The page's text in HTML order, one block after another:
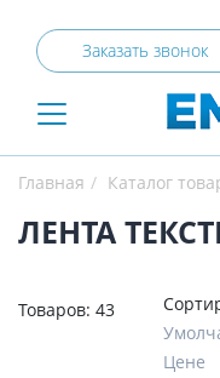
Заказать звонок
Главная Каталог
ЛЕНТА
Товаров: 43
Цене